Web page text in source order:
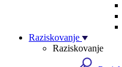
Raziskovanje
Raziskovanje